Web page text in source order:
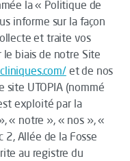
la « Politique de
informe sur la façon
et traite vos
le biais de notre Site
et de nos
UTOPIA (nommé
exploité par la
« notre », « nos », «
2, Allée de la Fosse
au registre du